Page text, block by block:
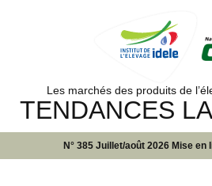
Les marchés des produits de
TENDANCES
N° 385 Juillet/août 2026 Mise en